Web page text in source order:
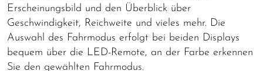
Erscheinungsbild und den Überblick über
Geschwindigkeit, Reichweite und vieles mehr. Die
Auswahl des Fahrmodus erfolgt bei beiden Displays
bequem über die LED-Remote, an der Farbe erkennen
Sie den gewählten Fahrmodus.